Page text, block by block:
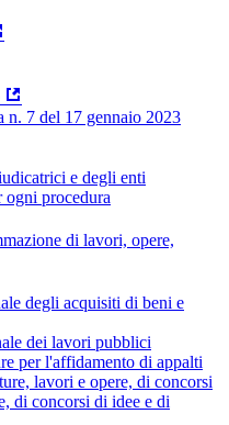
n. 7 del 17 gennaio 2023
e degli enti
ogni procedura
di lavori, opere,
degli acquisiti di beni e
dei lavori pubblici
per l'affidamento di appalti
lavori e opere, di concorsi
di concorsi di idee e di